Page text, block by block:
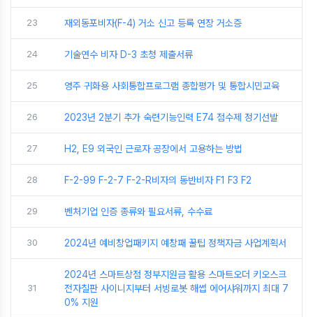
23 재외동포비자(F-4) 거소 신고 등록 연장 거소증
24 기술연수 비자 D-3 초청 제출서류
25 영주 귀화용 사회통합프로그램 종합평가 및 통합시민교육
26 2023년 2분기 추가 숙련기능인력 E74 점수제 정기선발
27 H2, E9 외국인 근로자 공장에서 고용하는 방법
28 F-2-99 F-2-7 F-2-R비자의 동반비자 F1 F3 F2
29 벤처기업 인증 종류와 필요서류, 수수료
30 2024년 예비창업패키지 예창패 꿀팁 정책자금 사업계획서
31
2024년 스마트상점 정부지원금 활용 스마트오더 키오스크
전자칠판 사이니지부터 서빙로봇 해썹 에어샤워까지 최대 7
0% 지원